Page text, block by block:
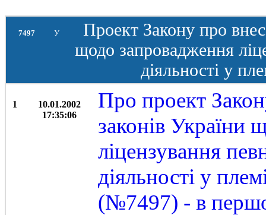
7497 У
Проект Закону про
щодо запровадження
діяльності у
1
10.01.2002
17:35:06
Про проект
законів України
ліцензування
діяльності у
(№7497) - в